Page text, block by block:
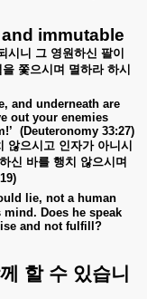
immutable
시니 그 영원하신 팔이
을 쫓으시며 멸하라 하시
and underneath are
out your enemies
(Deuteronomy 33:27)
않으시고 인자가 아니시
신 바를 행치 않으시며
lie, not a human
Does he speak
and not fulfill?
할 수 있습니